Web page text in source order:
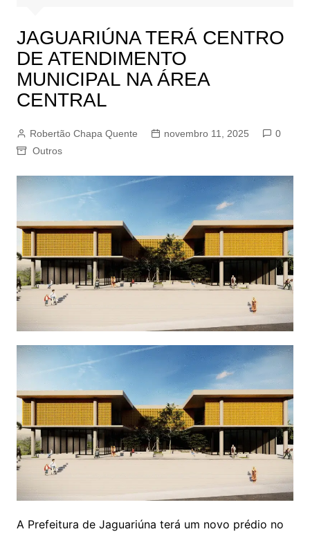
JAGUARIÚNA TERÁ CENTRO
DE ATENDIMENTO
MUNICIPAL NA ÁREA
CENTRAL
Robertão Chapa Quente novembro 11, 2025
0
Outros
A Prefeitura de Jaguariúna terá um novo prédio no